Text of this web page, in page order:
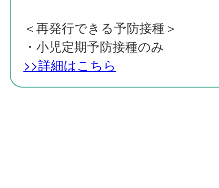
＜再発行できる予防接種＞
・小児定期予防接種のみ
>>詳細はこちら